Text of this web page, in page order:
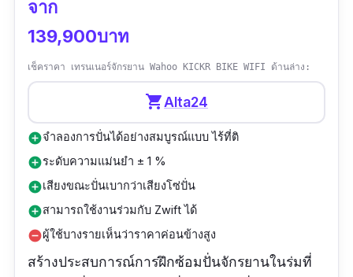
จาก
139,900บาท
เช็คราคา เทรนเนอร์จักรยาน Wahoo KICKR BIKE WIFI ด้านล่าง:
shopping_cartAlta24
add_circleจำลองการปั่นได้อย่างสมบูรณ์แบบ ไร้ที่ติ
add_circleระดับความแม่นยำ ± 1 %
add_circleเสียงขณะปั่นเบากว่าเสียงโซ่ปั่น
add_circleสามารถใช้งานร่วมกับ Zwift ได้
remove_circleผู้ใช้บางรายเห็นว่าราคาค่อนข้างสูง
สร้างประสบการณ์การฝึกซ้อมปั่นจักรยานในร่มที่